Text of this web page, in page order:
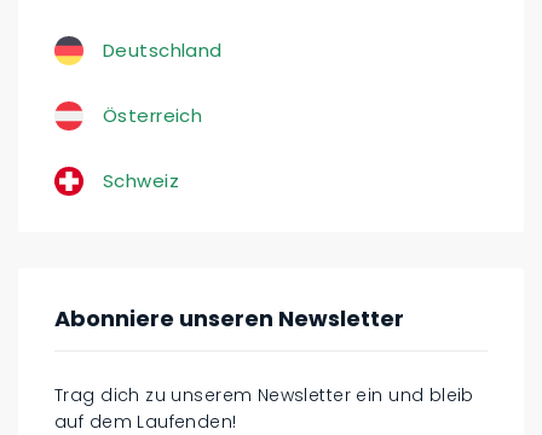
Deutschland
Österreich
Schweiz
Abonniere unseren Newsletter
Trag dich zu unserem Newsletter ein und bleib
auf dem Laufenden!